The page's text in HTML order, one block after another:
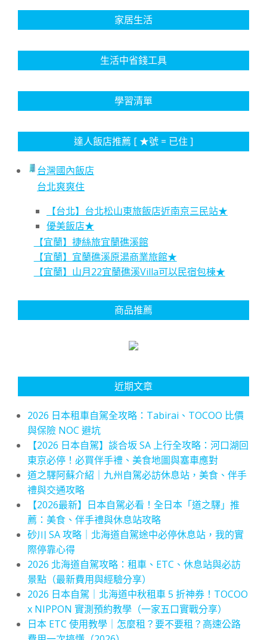
家居生活
生活中省錢工具
學習清單
達人飯店推薦 [ ★號 = 已住 ]
台灣國內飯店
台北爽爽住
【台北】台北松山東旅飯店近南京三民站★
優美飯店★
【宜蘭】捷絲旅宜蘭礁溪館
【宜蘭】宜蘭礁溪原湯商業旅館★
【宜蘭】山月22宜蘭礁溪Villa可以民宿包棟★
商品推薦
近期文章
2026 日本租車自駕全攻略：Tabirai、TOCOO 比價
與保險 NOC 避坑
【2026 日本自駕】談合坂 SA 上行全攻略：河口湖回
東京必停！必買伴手禮、美食地圖與塞車應對
道之驛阿蘇介紹｜九州自駕必訪休息站，美食、伴手
禮與交通攻略
【2026最新】日本自駕必看！全日本「道之驛」推
薦：美食、伴手禮與休息站攻略
砂川 SA 攻略｜北海道自駕途中必停休息站，我的實
際停靠心得
2026 北海道自駕攻略：租車、ETC、休息站與必訪
景點（最新費用與經驗分享）
2026 日本自駕｜北海道中秋租車 5 折神券！TOCOO
x NIPPON 實測預約教學（一家五口實戰分享）
日本 ETC 使用教學｜怎麼租？要不要租？高速公路